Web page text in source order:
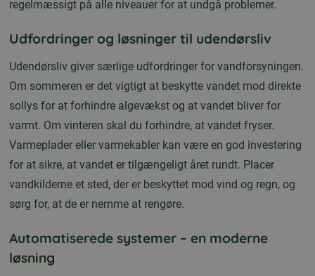
regelmæssigt på alle niveauer for at undgå problemer.
Udfordringer og løsninger til udendørsliv
Udendørsliv giver særlige udfordringer for vandforsyningen.
Om sommeren er det vigtigt at beskytte vandet mod direkte
sollys for at forhindre algevækst og at vandet bliver for
varmt. Om vinteren skal du forhindre, at vandet fryser.
Varmeplader eller varmekabler kan være en god investering
for at sikre, at vandet er tilgængeligt året rundt. Placer
vandkilderne et sted, der er beskyttet mod vind og regn, og
sørg for, at de er nemme at rengøre.
Automatiserede systemer – en moderne
løsning